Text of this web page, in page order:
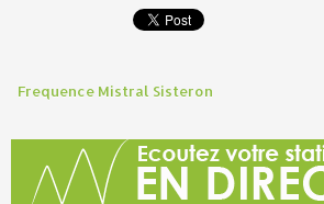
Frequence Mistral Sisteron